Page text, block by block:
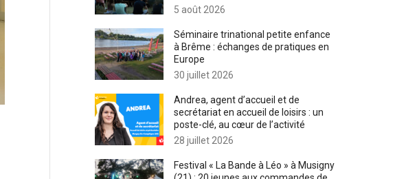
5 août 2026
Séminaire trinational petite enfance
à Brême : échanges de pratiques en
Europe
30 juillet 2026
Andrea, agent d’accueil et de
secrétariat en accueil de loisirs : un
poste-clé, au cœur de l’activité
28 juillet 2026
Festival « La Bande à Léo » à Musigny